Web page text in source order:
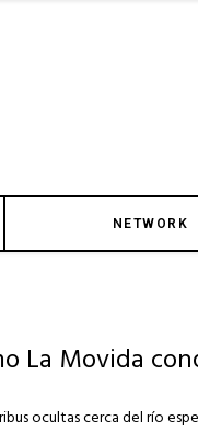
NETWORK
La Movida
ocultas cerca del río